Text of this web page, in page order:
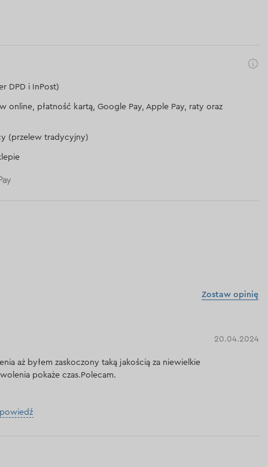
DPD i InPost)
online, płatność kartą, Google Pay, Apple Pay, raty oraz
(przelew tradycyjny)
Zostaw opinię
20.04.2024
aż byłem zaskoczony taką jakością za niewielkie
pokaże czas.Polecam.